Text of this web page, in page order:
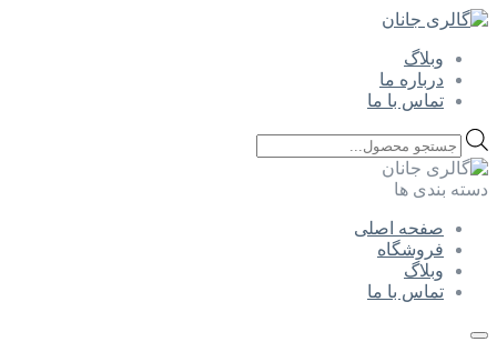
وبلاگ
درباره ما
تماس با ما
Products
search
دسته بندی ها
صفحه اصلی
فروشگاه
وبلاگ
تماس با ما